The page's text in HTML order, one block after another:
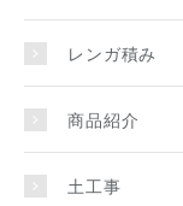
レンガ積み
商品紹介
土工事